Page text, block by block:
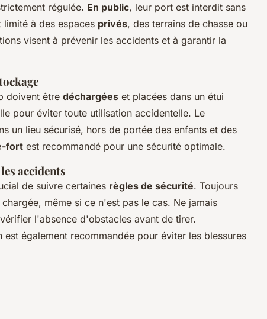
régulée. En public, leur port est interdit sans
à des espaces privés, des terrains de chasse ou
visent à prévenir les accidents et à garantir la
doivent être déchargées et placées dans un étui
pour éviter toute utilisation accidentelle. Le
un lieu sécurisé, hors de portée des enfants et des
fort est recommandé pour une sécurité optimale.
accidents
de suivre certaines règles de sécurité. Toujours
même si ce n'est pas le cas. Ne jamais
l'absence d'obstacles avant de tirer.
également recommandée pour éviter les blessures